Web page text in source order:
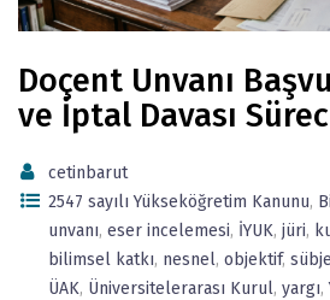
Doçent Unvanı
ve İptal Davası
cetinbarut
2547 sayılı Yükseköğretim Kanunu,
unvanı, eser incelemesi, İYUK, jüri,
bilimsel katkı, nesnel, objektif,
ÜAK, Üniversitelerarası Kurul, yargı,